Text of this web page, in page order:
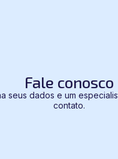
Fale conosco
seus dados e um
contato.